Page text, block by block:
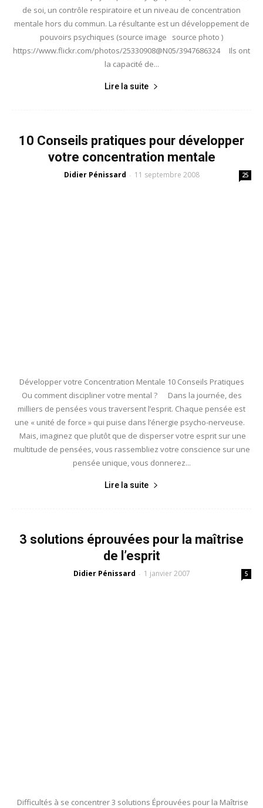
de soi, un contrôle respiratoire et un niveau de concentration
mentale hors du commun. La résultante est un développement de
pouvoirs psychiques (source image source photo )
https://www.flickr.com/photos/25330908@N05/3947686324 Ils ont
la capacité de...
Lire la suite
10 Conseils pratiques pour développer
votre concentration mentale
Didier Pénissard - 11 septembre 2008 25
Développer votre Concentration Mentale 10 Conseils Pratiques
Ou comment discipliner votre mental ? Dans la journée, des
milliers de pensées vous traversent l’esprit. Chaque pensée est
une « unité de force » qui puise dans l’énergie psycho-nerveuse.
Mais, imaginez que plutôt que de disperser votre esprit sur une
multitude de pensées, vous rassembliez votre conscience sur une
pensée unique, vous donnerez...
Lire la suite
3 solutions éprouvées pour la maîtrise
de l’esprit
Didier Pénissard - 1 janvier 2007 5
Difficultés à se concentrer 3 solutions Éprouvées pour la Maîtrise